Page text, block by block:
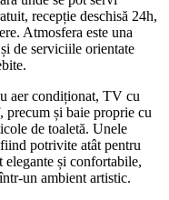
recepție deschisă 24h,
Atmosfera este una
de serviciile orientate
aer condiționat, TV cu
precum și baie proprie cu
de toaletă. Unele
potrivite atât pentru
și confortabile,
un ambient artistic.